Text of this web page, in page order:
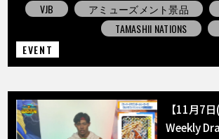
VJB
アミューズメント景品
TAMASHII NATIONS
EVENT
【11月7
Weekly